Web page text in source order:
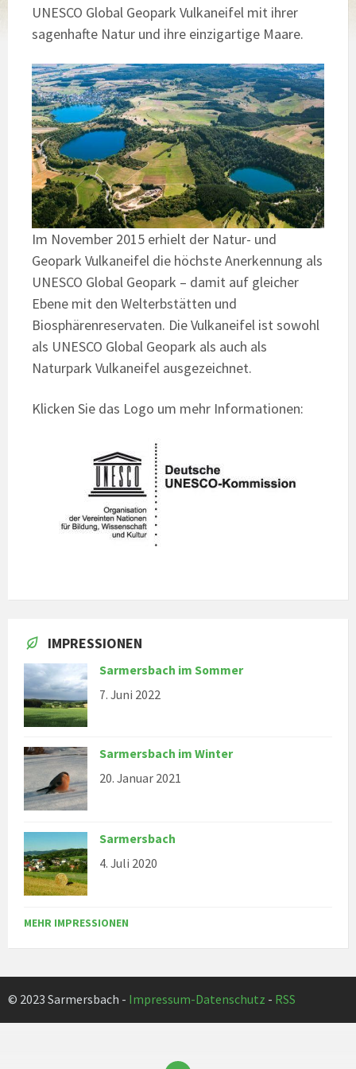
UNESCO Global Geopark Vulkaneifel mit ihrer
sagenhafte Natur und ihre einzigartige Maare.
Im November 2015 erhielt der Natur- und
Geopark Vulkaneifel die höchste Anerkennung als
UNESCO Global Geopark – damit auf gleicher
Ebene mit den Welterbstätten und
Biosphärenreservaten. Die Vulkaneifel ist sowohl
als UNESCO Global Geopark als auch als
Naturpark Vulkaneifel ausgezeichnet.
Klicken Sie das Logo um mehr Informationen:
IMPRESSIONEN
Sarmersbach im Sommer
7. Juni 2022
Sarmersbach im Winter
20. Januar 2021
Sarmersbach
4. Juli 2020
MEHR IMPRESSIONEN
© 2023 Sarmersbach - Impressum-Datenschutz - RSS